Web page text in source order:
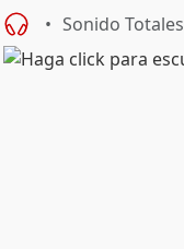
Sonido Totales